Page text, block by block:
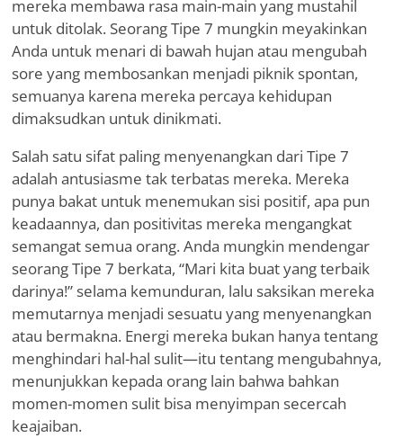
mereka membawa rasa main-main yang mustahil
untuk ditolak. Seorang Tipe 7 mungkin meyakinkan
Anda untuk menari di bawah hujan atau mengubah
sore yang membosankan menjadi piknik spontan,
semuanya karena mereka percaya kehidupan
dimaksudkan untuk dinikmati.
Salah satu sifat paling menyenangkan dari Tipe 7
adalah antusiasme tak terbatas mereka. Mereka
punya bakat untuk menemukan sisi positif, apa pun
keadaannya, dan positivitas mereka mengangkat
semangat semua orang. Anda mungkin mendengar
seorang Tipe 7 berkata, “Mari kita buat yang terbaik
darinya!” selama kemunduran, lalu saksikan mereka
memutarnya menjadi sesuatu yang menyenangkan
atau bermakna. Energi mereka bukan hanya tentang
menghindari hal-hal sulit—itu tentang mengubahnya,
menunjukkan kepada orang lain bahwa bahkan
momen-momen sulit bisa menyimpan secercah
keajaiban.